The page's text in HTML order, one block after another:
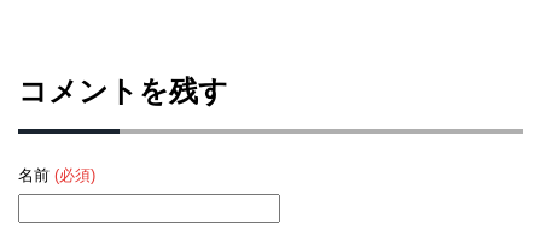
コメントを残す
名前 (必須)